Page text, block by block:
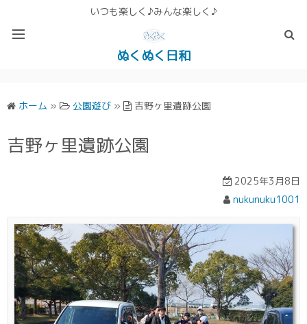
いつも楽しく♪みんな楽しく♪
ぬくぬく日和
ホーム » 公園遊び » 吉野ヶ里遺跡公園
吉野ヶ里遺跡公園
2025年3月8日
nukunuku1001